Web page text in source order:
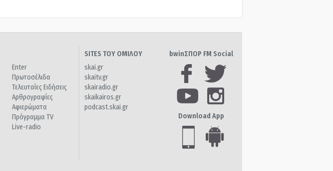
Enter
Πρωτοσέλιδα
Τελευταίες Ειδήσεις
Αρθρογραφίες
Αφιερώματα
Πρόγραμμα TV
Live-radio
SITES ΤΟΥ ΟΜΙΛΟΥ
skai.gr
skaitv.gr
skairadio.gr
skaikairos.gr
podcast.skai.gr
bwinΣΠΟΡ FM Social
Download App